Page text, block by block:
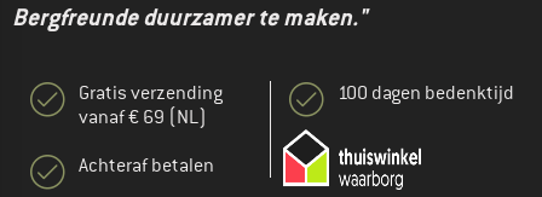
Bergfreunde duurzamer te maken."
Gratis verzending
vanaf € 69 (NL)
Achteraf betalen
100 dagen bedenktijd